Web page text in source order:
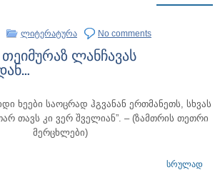
ლიტერატურა No comments
ლანჩავას
ხეები საოცრად ჰგვანან ერთმანეთს, სხვას
თავს კი ვერ შველიან”. – (ზამთრის თეთრი
მერცხლები)
ᲡᲠᲣᲚᲐᲓ